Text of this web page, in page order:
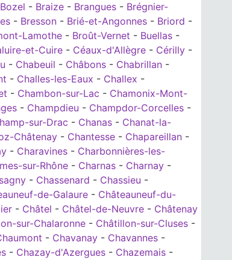
Bozel - Braize - Brangues - Brégnier-
- Bresson - Brié-et-Angonnes - Briord -
Lamothe - Broût-Vernet - Buellas -
et-Cuire - Céaux-d'Allègre - Cérilly -
- Chabeuil - Châbons - Chabrillan -
- Challes-les-Eaux - Challex -
- Chambon-sur-Lac - Chamonix-Mont-
- Champdieu - Champdor-Corcelles -
sur-Drac - Chanas - Chanat-la-
Châtenay - Chantesse - Chapareillan -
- Charavines - Charbonnières-les-
sur-Rhône - Charnas - Charnay -
- Chassenard - Chassieu -
de-Galaure - Châteauneuf-du-
- Châtel - Châtel-de-Neuvre - Châtenay
sur-Chalaronne - Châtillon-sur-Cluses -
- Chavanay - Chavannes -
- Chazay-d'Azergues - Chazemais -